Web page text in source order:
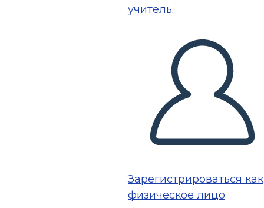
учитель.
Зарегистрироваться как
физическое лицо